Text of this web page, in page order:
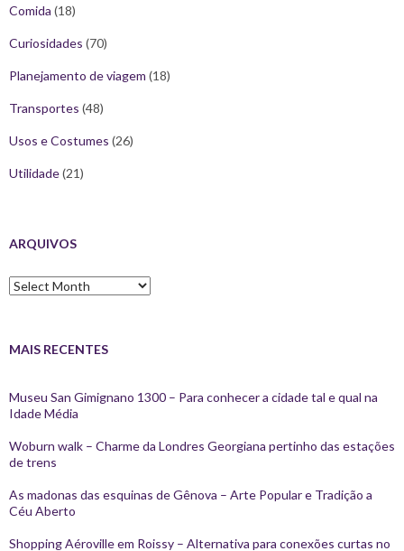
Comida (18)
Curiosidades (70)
Planejamento de viagem (18)
Transportes (48)
Usos e Costumes (26)
Utilidade(21)
ARQUIVOS
Arquivos
MAIS RECENTES
Museu San Gimignano 1300 – Para conhecer a cidade tal e qual na
Idade Média
Woburn walk – Charme da Londres Georgiana pertinho das estações
de trens
As madonas das esquinas de Gênova – Arte Popular e Tradição a
Céu Aberto
Shopping Aéroville em Roissy – Alternativa para conexões curtas no